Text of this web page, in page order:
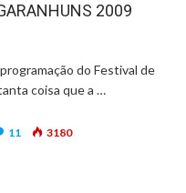
2009
do Festival de
coisa que a …
11 3180